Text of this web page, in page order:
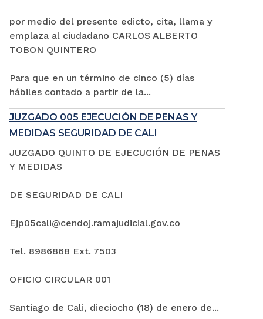
por medio del presente edicto, cita, llama y
emplaza al ciudadano CARLOS ALBERTO
TOBON QUINTERO
Para que en un término de cinco (5) días
hábiles contado a partir de la...
JUZGADO 005 EJECUCIÓN DE PENAS Y
MEDIDAS SEGURIDAD DE CALI
JUZGADO QUINTO DE EJECUCIÓN DE PENAS
Y MEDIDAS
DE SEGURIDAD DE CALI
Ejp05cali@cendoj.ramajudicial.gov.co
Tel. 8986868 Ext. 7503
OFICIO CIRCULAR 001
Santiago de Cali, dieciocho (18) de enero de...